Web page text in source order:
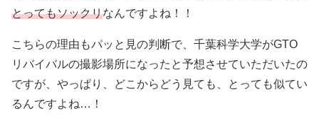
とってもソックリなんですよね！！
こちらの理由もパッと見の判断で、千葉科学大学がGTO
リバイバルの撮影場所になったと予想させていただいたの
ですが、やっぱり、どこからどう見ても、とっても似てい
るんですよね…！